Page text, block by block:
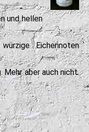
und hellen
Eichennoten
Mehr aber auch nicht.